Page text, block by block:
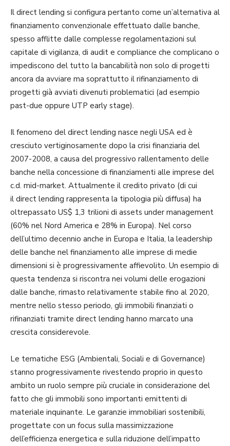
Il direct lending si configura pertanto come un’alternativa al
finanziamento convenzionale effettuato dalle banche,
spesso afflitte dalle complesse regolamentazioni sul
capitale di vigilanza, di audit e compliance che complicano o
impediscono del tutto la bancabilità non solo di progetti
ancora da avviare ma soprattutto il rifinanziamento di
progetti già avviati divenuti problematici (ad esempio
past-due oppure UTP early stage).
Il fenomeno del direct lending nasce negli USA ed è
cresciuto vertiginosamente dopo la crisi finanziaria del
2007-2008, a causa del progressivo rallentamento delle
banche nella concessione di finanziamenti alle imprese del
c.d. mid-market. Attualmente il credito privato (di cui
il direct lending rappresenta la tipologia più diffusa) ha
oltrepassato US$ 1,3 trilioni di assets under management
(60% nel Nord America e 28% in Europa). Nel corso
dell’ultimo decennio anche in Europa e Italia, la leadership
delle banche nel finanziamento alle imprese di medie
dimensioni si è progressivamente affievolito. Un esempio di
questa tendenza si riscontra nei volumi delle erogazioni
dalle banche, rimasto relativamente stabile fino al 2020,
mentre nello stesso periodo, gli immobili finanziati o
rifinanziati tramite direct lending hanno marcato una
crescita considerevole.
Le tematiche ESG (Ambientali, Sociali e di Governance)
stanno progressivamente rivestendo proprio in questo
ambito un ruolo sempre più cruciale in considerazione del
fatto che gli immobili sono importanti emittenti di
materiale inquinante. Le garanzie immobiliari sostenibili,
progettate con un focus sulla massimizzazione
dell’efficienza energetica e sulla riduzione dell’impatto